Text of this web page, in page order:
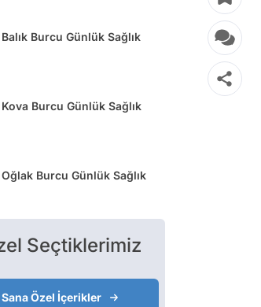
Burcu Günlük Sağlık
Burcu Günlük Sağlık
Burcu Günlük Sağlık
Seçtiklerimiz
Sana Özel İçerikler